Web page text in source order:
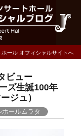
ール オフィシャルサイトへ
ビュー
ズ生誕100年
ジュ）
ールムラタ